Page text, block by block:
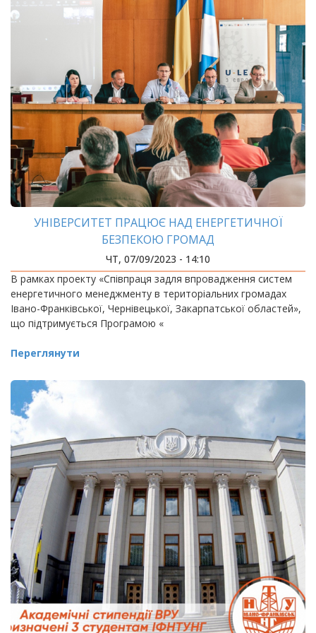
УНІВЕРСИТЕТ ПРАЦЮЄ НАД ЕНЕРГЕТИЧНОЇ
БЕЗПЕКОЮ ГРОМАД
ЧТ, 07/09/2023 - 14:10
В рамках проекту «Співпраця задля впровадження систем
енергетичного менеджменту в територіальних громадах
Івано-Франківської, Чернівецької, Закарпатської областей»,
що підтримується Програмою «
Переглянути